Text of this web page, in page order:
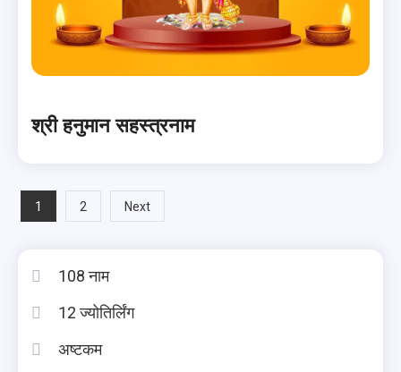
श्री हनुमान सहस्त्रनाम
Posts
1 2 Next
108 नाम
12 ज्योतिर्लिंग
अष्टकम